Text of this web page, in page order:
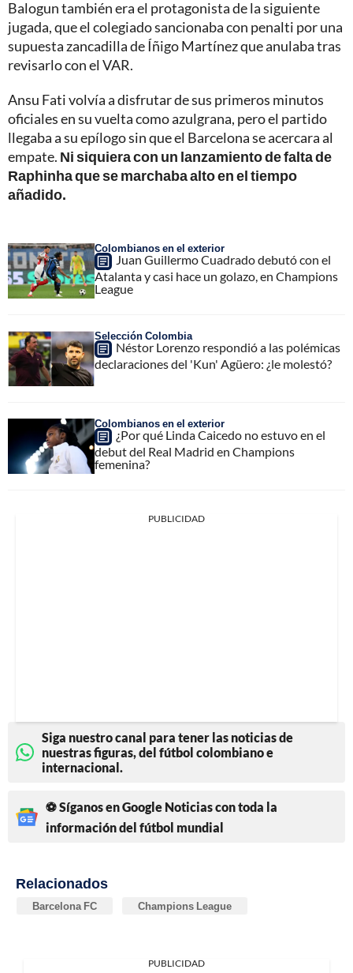
Balogun también era el protagonista de la siguiente
jugada, que el colegiado sancionaba con penalti por una
supuesta zancadilla de Íñigo Martínez que anulaba tras
revisarlo con el VAR.
Ansu Fati volvía a disfrutar de sus primeros minutos
oficiales en su vuelta como azulgrana, pero el partido
llegaba a su epílogo sin que el Barcelona se acercara al
empate. Ni siquiera con un lanzamiento de falta de
Raphinha que se marchaba alto en el tiempo
añadido.
Colombianos en el exterior
Juan Guillermo Cuadrado debutó con el
Atalanta y casi hace un golazo, en Champions
League
Selección Colombia
Néstor Lorenzo respondió a las polémicas
declaraciones del 'Kun' Agüero: ¿le molestó?
Colombianos en el exterior
¿Por qué Linda Caicedo no estuvo en el
debut del Real Madrid en Champions
femenina?
PUBLICIDAD
Siga nuestro canal para tener las noticias de
nuestras figuras, del fútbol colombiano e
internacional.
⚽ Síganos en Google Noticias con toda la
información del fútbol mundial
Relacionados
Barcelona FC Champions League
PUBLICIDAD